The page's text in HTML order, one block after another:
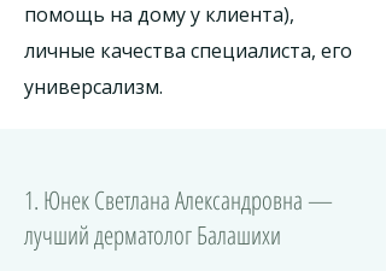
помощь на дому у клиента),
личные качества специалиста, его
универсализм.
1. Юнек Светлана Александровна —
лучший дерматолог Балашихи